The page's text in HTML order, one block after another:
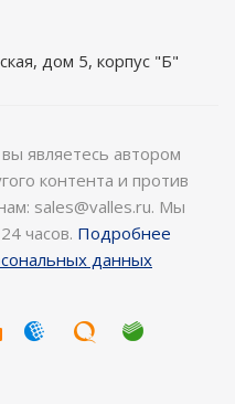
дом 5, корпус "Б"
являетесь автором
контента и против
sales@valles.ru. Мы
часов. Подробнее
данных